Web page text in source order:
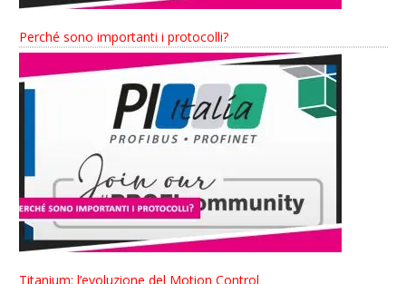
Perché sono importanti i protocolli?
Titanium: l’evoluzione del Motion Control